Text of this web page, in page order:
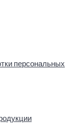
персональных